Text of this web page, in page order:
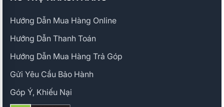
Hướng Dẫn Mua Hàng Online
Hướng Dẫn Thanh Toán
Hướng Dẫn Mua Hàng Trả Góp
Gửi Yêu Cầu Bảo Hành
Góp Ý, Khiếu Nại